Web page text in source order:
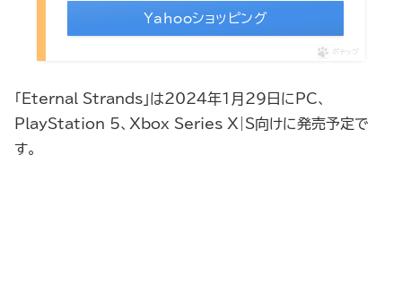
Yahooショッピング
ポチップ
「Eternal Strands」は2024年1月29日にPC、
PlayStation 5、Xbox Series X|S向けに発売予定で
す。